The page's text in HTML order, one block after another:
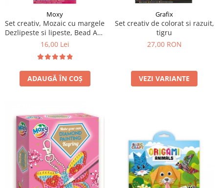
Moxy
Set creativ, Mozaic cu margele
Dezlipeste si lipeste, Bead Art,
unicorn, A5
16,00 Lei
ADAUGĂ ÎN COȘ
Grafix
Set creativ de colorat si razuit,
tigru
27,00 RON
VEZI VARIANTE